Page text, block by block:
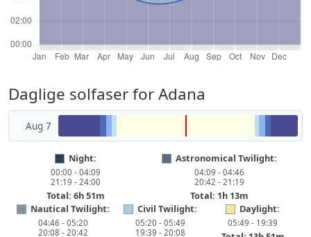
Daglige solfaser for Adana
Aug 7
Night:
00:00 - 04:09
21:19 - 24:00
Total: 6h 51m
Astronomical Twilight:
04:09 - 04:46
20:42 - 21:19
Total: 1h 13m
Nautical Twilight:
04:46 - 05:20
20:08 - 20:42
Civil Twilight:
05:20 - 05:49
19:39 - 20:08
Daylight:
05:49 - 19:39